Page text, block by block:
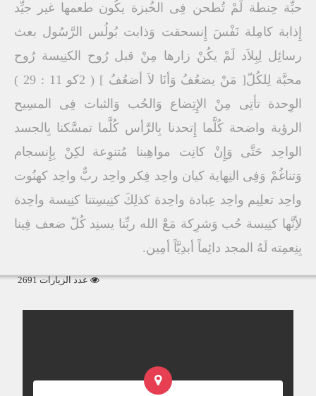
حبِّة حِنطة لَمْ تُطحن فِى الخُبزة يكُون طعمها غير جيِّد
إِذابة كامِلة نَفْسَ إِنسحقت وَذابت بُولُس الرَّسُول بعث
رسائِل لِبِلاَد لَمْ يكُنْ زارها مِنْ قبل رُوح الكنِيسة رُوح
محبَّة لِلكُلّ[ مَنْ يضعُفُ وَأنَا لاَ أضعُفُ ] ( 2كو 11 : 29 )
الوِحدة تأتِى مِنْ الإِتِضاع وَالحُب وَالثبات فِى المسِيح
الرؤية واضحة كُلَّما إِتحدنا بِالرَّأس كُلَّما تمسَّكنا بِالجسد
الواحِد حَتَّى وَإِنْ كانِت مواهِبنا مُتنوِعة لكِنْ بِإِنسجام
وَتناغُمْ وَفِى النِهاية كيان واحِد فِكر واحِد ربٌّ واحِد كهنُوت
واحِد تعلِيم واحِد عِبادة واحِدة كذلِكَ كنِيسِتنا كنِيسة واحِدة
لأِنَّها كنِيسة حُب وَشرِكة مَعَْ الله ربِّنا يسنِد كُلّ ضعف فِينا
بِنِعمِته لَهُ المجد دائِماً أبدِيَّاً أمِين.
عدد الزيارات 2691